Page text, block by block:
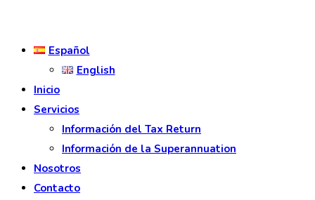
Español
English
Inicio
Servicios
Información del Tax Return
Información de la Superannuation
Nosotros
Contacto